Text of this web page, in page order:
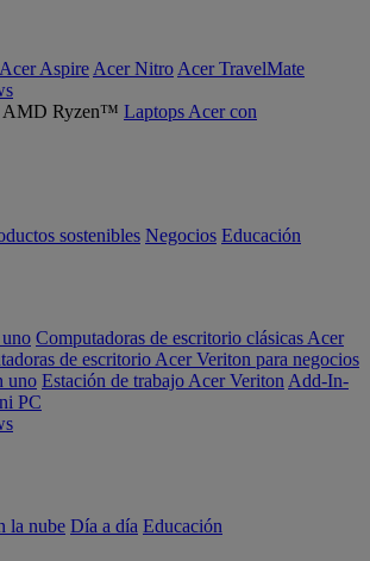
Acer Aspire Acer Nitro Acer TravelMate
Laptops Acer con
sostenibles Negocios Educación
Computadoras de escritorio clásicas Acer
de escritorio Acer Veriton para negocios
uno Estación de trabajo Acer Veriton Add-In-
PC
la nube Día a día Educación